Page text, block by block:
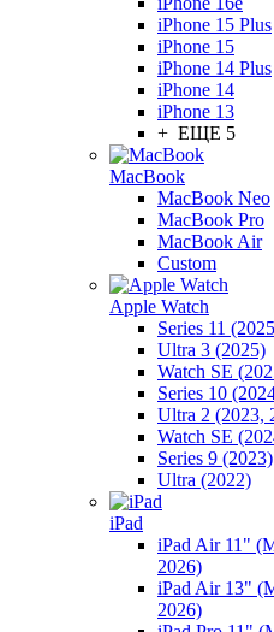
iPhone 15 Plus
iPhone 15
iPhone 14 Plus
iPhone 14
iPhone 13
+ ЕЩЕ 5
MacBook
MacBook Neo
MacBook Pro
MacBook Air
Custom
Apple Watch
Series 11
Ultra 3 (2025)
Watch SE
Series 10
Ultra 2 (2023,
Watch SE
Series 9 (2023)
Ultra (2022)
iPad
iPad Air 11"
2026)
iPad Air 13"
2026)